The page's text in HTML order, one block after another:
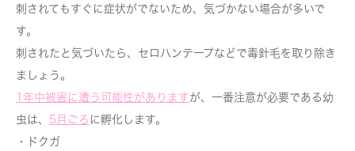
刺されてもすぐに症状がでないため、気づかない場合が多いで
す。
刺されたと気づいたら、セロハンテープなどで毒針毛を取り除き
ましょう。
1年中被害に遭う可能性がありますが、一番注意が必要である幼
虫は、 5月ごろ に孵化します。
・ドクガ